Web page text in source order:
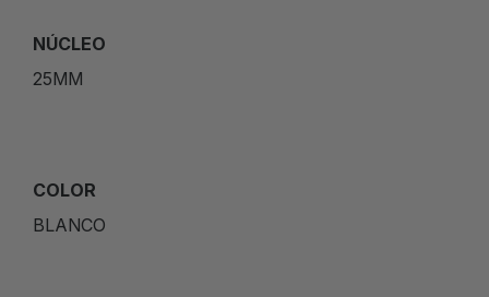
NÚCLEO
25MM
COLOR
BLANCO